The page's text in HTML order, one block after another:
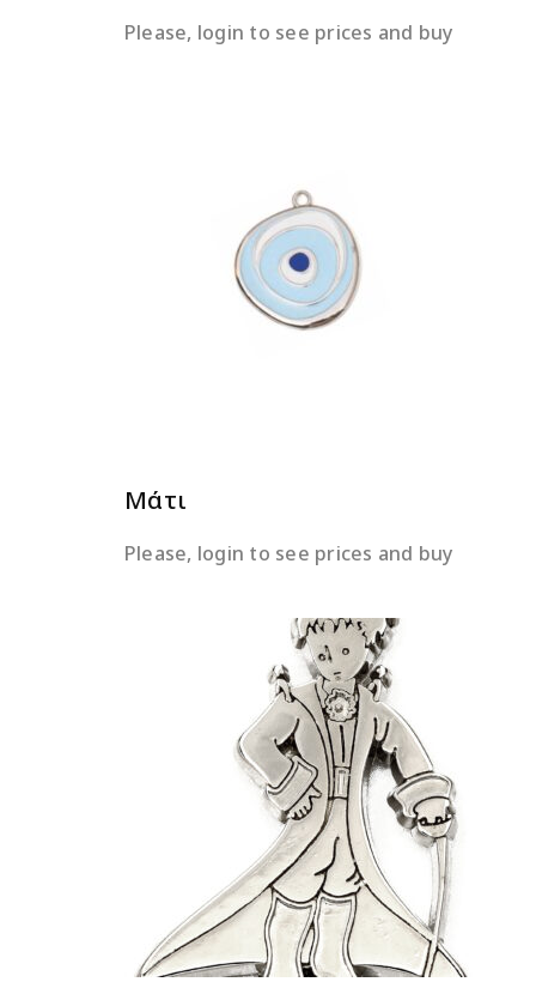
Please, login to see prices and buy
ΔΙΑΒΆΣΤΕ ΠΕΡΙΣΣΌΤΕΡΑ
Μάτι
Please, login to see prices and buy
ΔΙΑΒΆΣΤΕ ΠΕΡΙΣΣΌΤΕΡΑ